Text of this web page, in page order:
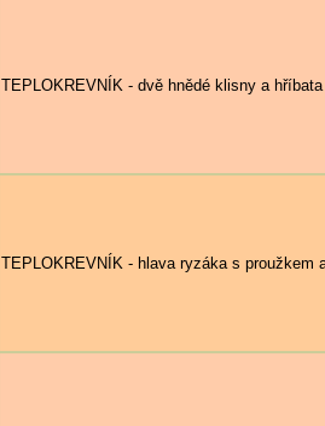
TEPLOKREVNÍK - dvě hnědé klisny a
TEPLOKREVNÍK - hlava ryzáka s proužkem